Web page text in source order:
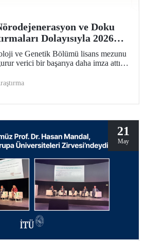
ve Doku
Dolayısıyla 2026
Listesinde!
ve Genetik Bölümü lisans mezunu
verici bir başarıya daha imza attı.
Forbes dergisinin “2026 Avrupa’nın
21
May